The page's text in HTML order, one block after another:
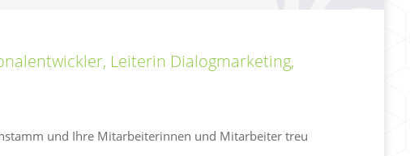
Leiterin Dialogmarketing,
und Ihre Mitarbeiterinnen und Mitarbeiter treu